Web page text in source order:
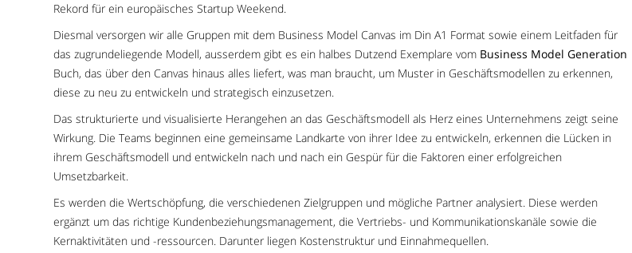
Rekord für ein europäisches Startup Weekend.
Diesmal versorgen wir alle Gruppen mit dem Business Model Canvas im Din A1 Format sowie einem Leitfaden für
das zugrundeliegende Modell, ausserdem gibt es ein halbes Dutzend Exemplare vom Business Model Generation
Buch, das über den Canvas hinaus alles liefert, was man braucht, um Muster in Geschäftsmodellen zu erkennen,
diese zu neu zu entwickeln und strategisch einzusetzen.
Das strukturierte und visualisierte Herangehen an das Geschäftsmodell als Herz eines Unternehmens zeigt seine
Wirkung. Die Teams beginnen eine gemeinsame Landkarte von ihrer Idee zu entwickeln, erkennen die Lücken in
ihrem Geschäftsmodell und entwickeln nach und nach ein Gespür für die Faktoren einer erfolgreichen
Umsetzbarkeit.
Es werden die Wertschöpfung, die verschiedenen Zielgruppen und mögliche Partner analysiert. Diese werden
ergänzt um das richtige Kundenbeziehungsmanagement, die Vertriebs- und Kommunikationskanäle sowie die
Kernaktivitäten und -ressourcen. Darunter liegen Kostenstruktur und Einnahmequellen.